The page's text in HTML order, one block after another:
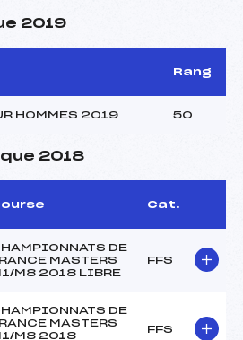
2019
Rang
HOMMES 2019 50
2018
Cat.
DE
MASTERS
M8 2018 LIBRE
FFS
DE
MASTERS
M8 2018
FFS